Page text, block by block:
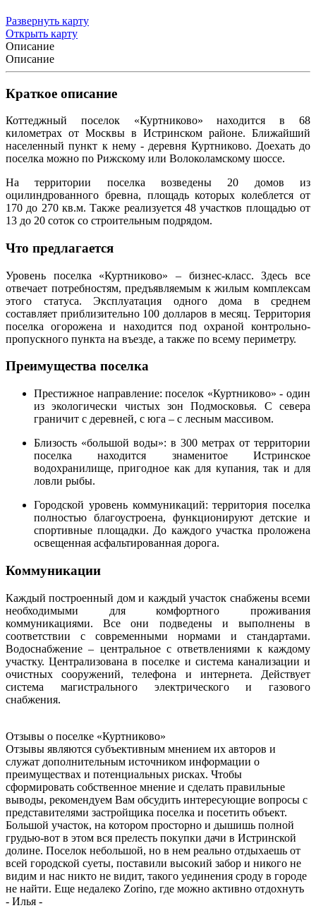
Развернуть карту
Открыть карту
Описание
Описание
Краткое описание
Коттеджный поселок «Куртниково» находится в 68
километрах от Москвы в Истринском районе. Ближайший
населенный пункт к нему - деревня Куртниково. Доехать до
поселка можно по Рижскому или Волоколамскому шоссе.
На территории поселка возведены 20 домов из
оцилиндрованного бревна, площадь которых колеблется от
170 до 270 кв.м. Также реализуется 48 участков площадью от
13 до 20 соток со строительным подрядом.
Что предлагается
Уровень поселка «Куртниково» – бизнес-класс. Здесь все
отвечает потребностям, предъявляемым к жилым комплексам
этого статуса. Эксплуатация одного дома в среднем
составляет приблизительно 100 долларов в месяц. Территория
поселка огорожена и находится под охраной контрольно-
пропускного пункта на въезде, а также по всему периметру.
Преимущества поселка
Престижное направление: поселок «Куртниково» - один
из экологически чистых зон Подмосковья. С севера
граничит с деревней, с юга – с лесным массивом.
Близость «большой воды»: в 300 метрах от территории
поселка находится знаменитое Истринское
водохранилище, пригодное как для купания, так и для
ловли рыбы.
Городской уровень коммуникаций: территория поселка
полностью благоустроена, функционируют детские и
спортивные площадки. До каждого участка проложена
освещенная асфальтированная дорога.
Коммуникации
Каждый построенный дом и каждый участок снабжены всеми
необходимыми для комфортного проживания
коммуникациями. Все они подведены и выполнены в
соответствии с современными нормами и стандартами.
Водоснабжение – центральное с ответвлениями к каждому
участку. Централизована в поселке и система канализации и
очистных сооружений, телефона и интернета. Действует
система магистрального электрического и газового
снабжения.
Отзывы о поселке «Куртниково»
Отзывы являются субъективным мнением их авторов и
служат дополнительным источником информации о
преимуществах и потенциальных рисках. Чтобы
сформировать собственное мнение и сделать правильные
выводы, рекомендуем Вам обсудить интересующие вопросы с
представителями застройщика поселка и посетить объект.
Большой участок, на котором просторно и дышишь полной
грудью-вот в этом вся прелесть покупки дачи в Истринской
долине. Поселок небольшой, но в нем реально отдыхаешь от
всей городской суеты, поставили высокий забор и никого не
видим и нас никто не видит, такого уединения сроду в городе
не найти. Еще недалеко Zorino, где можно активно отдохнуть
- Илья -